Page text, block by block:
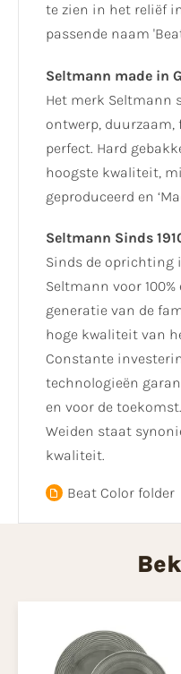
te zien in het reliëf
passende naam
Seltmann made in
Het merk Seltmann
ontwerp,
perfect. Hard
hoogste kwaliteit,
geproduceerd en
Seltmann Sinds
Sinds de oprichting
Seltmann voor
generatie van de
hoge kwaliteit van
Constante
technologieën
en voor de
Weiden staat
kwaliteit.
Beat Color folder